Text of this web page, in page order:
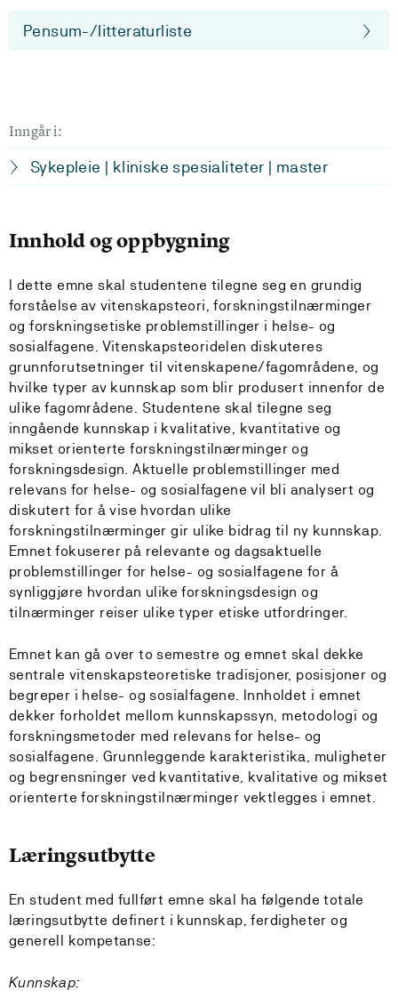
Pensum-/litteraturliste
Inngår i:
Sykepleie | kliniske spesialiteter | master
Innhold og oppbygning
I dette emne skal studentene tilegne seg en grundig
forståelse av vitenskapsteori, forskningstilnærminger
og forskningsetiske problemstillinger i helse- og
sosialfagene. Vitenskapsteoridelen diskuteres
grunnforutsetninger til vitenskapene/fagområdene, og
hvilke typer av kunnskap som blir produsert innenfor de
ulike fagområdene. Studentene skal tilegne seg
inngående kunnskap i kvalitative, kvantitative og
mikset orienterte forskningstilnærminger og
forskningsdesign. Aktuelle problemstillinger med
relevans for helse- og sosialfagene vil bli analysert og
diskutert for å vise hvordan ulike
forskningstilnærminger gir ulike bidrag til ny kunnskap.
Emnet fokuserer på relevante og dagsaktuelle
problemstillinger for helse- og sosialfagene for å
synliggjøre hvordan ulike forskningsdesign og
tilnærminger reiser ulike typer etiske utfordringer.
Emnet kan gå over to semestre og emnet skal dekke
sentrale vitenskapsteoretiske tradisjoner, posisjoner og
begreper i helse- og sosialfagene. Innholdet i emnet
dekker forholdet mellom kunnskapssyn, metodologi og
forskningsmetoder med relevans for helse- og
sosialfagene. Grunnleggende karakteristika, muligheter
og begrensninger ved kvantitative, kvalitative og mikset
orienterte forskningstilnærminger vektlegges i emnet.
Læringsutbytte
En student med fullført emne skal ha følgende totale
læringsutbytte definert i kunnskap, ferdigheter og
generell kompetanse:
Kunnskap: